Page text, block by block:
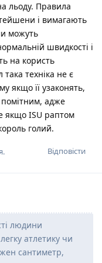
льоду. Правила
і вимагають
можуть
швидкості і
на користь
техніка не є
якщо її узаконять,
помітним, адже
якщо ISU раптом
голий.
Відповісти
людини
атлетику чи
сантиметр,